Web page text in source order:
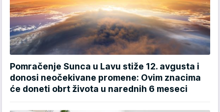
Pomračenje Sunca u Lavu stiže 12. avgusta i
donosi neočekivane promene: Ovim znacima
će doneti obrt života u narednih 6 meseci